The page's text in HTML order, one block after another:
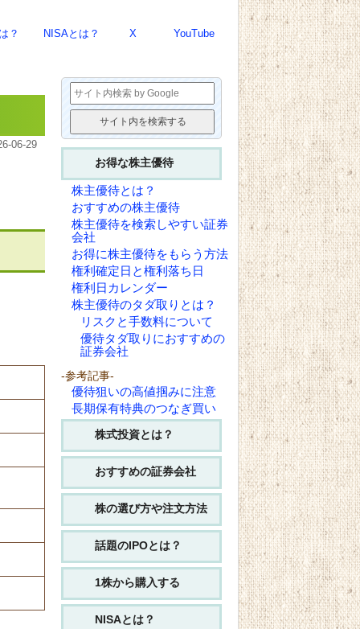
？ NISAとは？ X YouTube
06-29
お得な株主優待
株主優待とは？
おすすめの株主優待
株主優待を検索しやすい証券
会社
お得に株主優待をもらう方法
権利確定日と権利落ち日
権利日カレンダー
株主優待のタダ取りとは？
リスクと手数料について
優待タダ取りにおすすめの
証券会社
-参考記事-
優待狙いの高値掴みに注意
長期保有特典のつなぎ買い
株式投資とは？
おすすめの証券会社
株の選び方や注文方法
話題のIPOとは？
1株から購入する
NISAとは？